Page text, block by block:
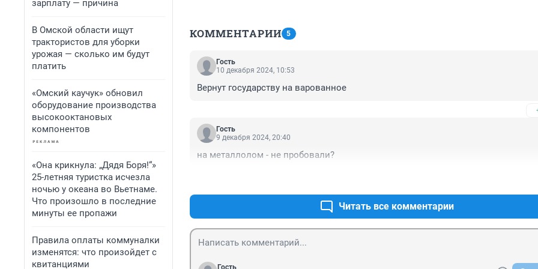
зарплату — причина
В Омской области ищут
трактористов для уборки
урожая — сколько им будут
платить
«Омский каучук» обновил
оборудование производства
высокооктановых
компонентов
«Она крикнула: „Дядя Боря!“»
25-летняя туристка исчезла
ночью у океана во Вьетнаме.
Что произошло в последние
минуты ее пропажи
Правила оплаты коммуналки
изменятся: что произойдет с
квитанциями
КОММЕНТАРИИ 5
Гость
10 декабря 2024, 10:53
Вернут государству на варованное
Гость
9 декабря 2024, 20:40
на металлолом - не пробовали?
Читать все комментарии
Гость